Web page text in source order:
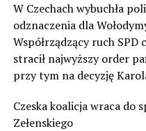
W Czechach wybuchła
odznaczenia dla
Współrządzący ruch
stracił najwyższy order
przy tym na decyzję
Czeska koalicja wraca do
Zełenskiego